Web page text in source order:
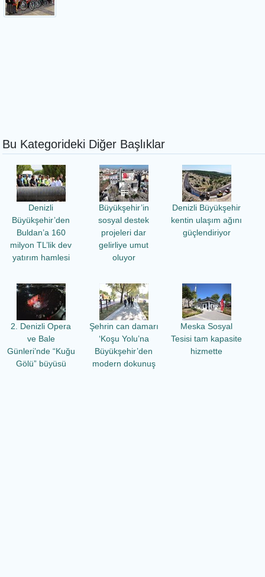
Bu Kategorideki Diğer Başlıklar
Denizli
Büyükşehir’den
Buldan’a 160
milyon TL’lik dev
yatırım hamlesi
Büyükşehir’in
sosyal destek
projeleri dar
gelirliye umut
oluyor
Denizli Büyükşehir
kentin ulaşım ağını
güçlendiriyor
2. Denizli Opera
ve Bale
Günleri’nde “Kuğu
Gölü” büyüsü
Şehrin can damarı
‘Koşu Yolu’na
Büyükşehir’den
modern dokunuş
Meska Sosyal
Tesisi tam kapasite
hizmette